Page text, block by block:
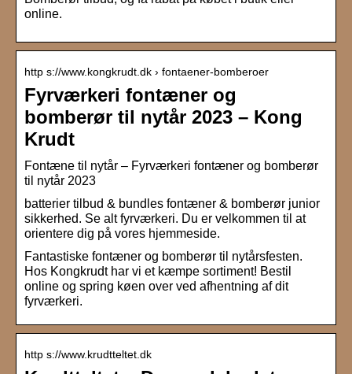
online.
http s://www.kongkrudt.dk › fontaener-bomberoer
Fyrværkeri fontæner og
bomberør til nytår 2023 – Kong
Krudt
Fontæne til nytår – Fyrværkeri fontæner og bomberør
til nytår 2023
batterier tilbud & bundles fontæner & bomberør junior
sikkerhed. Se alt fyrværkeri. Du er velkommen til at
orientere dig på vores hjemmeside.
Fantastiske fontæner og bomberør til nytårsfesten.
Hos Kongkrudt har vi et kæmpe sortiment! Bestil
online og spring køen over ved afhentning af dit
fyrværkeri.
http s://www.krudtteltet.dk